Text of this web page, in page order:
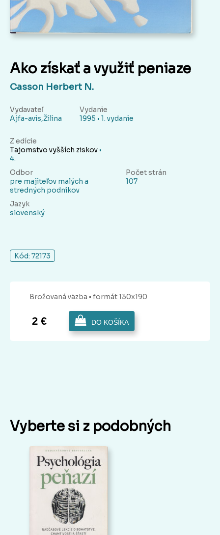
Ako získať a využiť peniaze
Casson Herbert N.
Vydavateľ
Ajfa-avis,Žilina
Vydanie
1995 • 1. vydanie
Z edície
Tajomstvo vyšších ziskov •
4.
Odbor
pre majiteľov malých a
stredných podnikov
Počet strán
107
Jazyk
slovenský
Kód: 72173
Brožovaná väzba • formát 130x190
2 € DO KOŠÍKA
Vyberte si z podobných